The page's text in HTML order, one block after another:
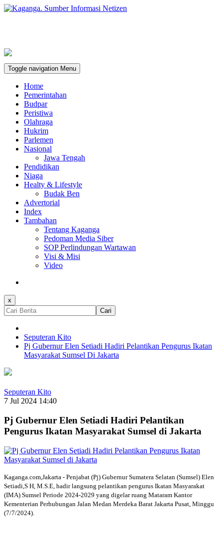
Toggle navigation Menu
Home
Pemerintahan
Budpar
Peristiwa
Olahraga
Hukrim
Parlemen
Nasional
Jawa Tengah
Pendidikan
Niaga
Healty & Lifestyle
Budak Ben
Advertorial
Index
Tambahan
Tentang Kaganga
Pedoman Media Siber
SOP Perlindungan Wartawan
Visi & Misi
Video
x
Cari
Seputeran Kito
Pj Gubernur Elen Setiadi Hadiri Pelantikan Pengurus Ikatan
Masyarakat Sumsel Di Jakarta
Seputeran Kito
7 Jul 2024 14:40
Pj Gubernur Elen Setiadi Hadiri Pelantikan
Pengurus Ikatan Masyarakat Sumsel di Jakarta
Kaganga.com,Jakarta - Penjabat (Pj) Gubernur Sumatera Selatan (Sumsel) Elen
Setiadi,S H, M.S.E, hadir langsung pelantikan pengurus Ikatan Masyarakat
(IMA) Sumsel Periode 2024-2029 yang digelar ruang Mataram Kantor
Kementerian Perhubungan Jalan Medan Merdeka Barat Jakarta Pusat, Minggu
(7/7/2024).